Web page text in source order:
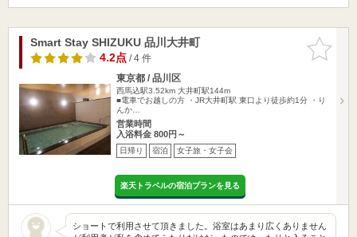
お気に入
りに追加
Smart Stay SHIZUKU 品川大井町
4.2点/ 4 件
東京都 / 品川区
西馬込駅3.52km 大井町駅144m
■電車でお越しの方 ・JR大井町駅 東口より徒歩約1分 ・り
んか…
営業時間
入浴料金 800円～
日帰り 宿泊 女子旅・女子会
楽天トラベルの宿泊プランを見る
ショートで利用させて頂きました。浴室はあまり広くありません